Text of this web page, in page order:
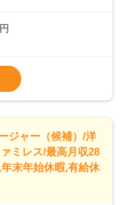
ン）の取り組みを進
し、ライフステージ
環境を整えていま
ショナル社員：月
社員 ：月給
ジャー（候補）/洋
ミレス/最高月収28
末年始休暇,有給休